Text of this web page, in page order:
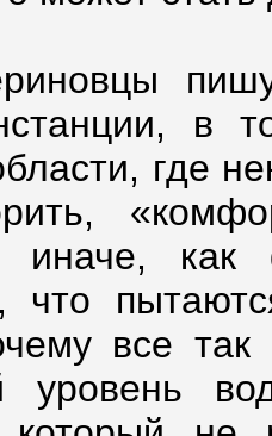
в
где
иначе,
что
все
уровень